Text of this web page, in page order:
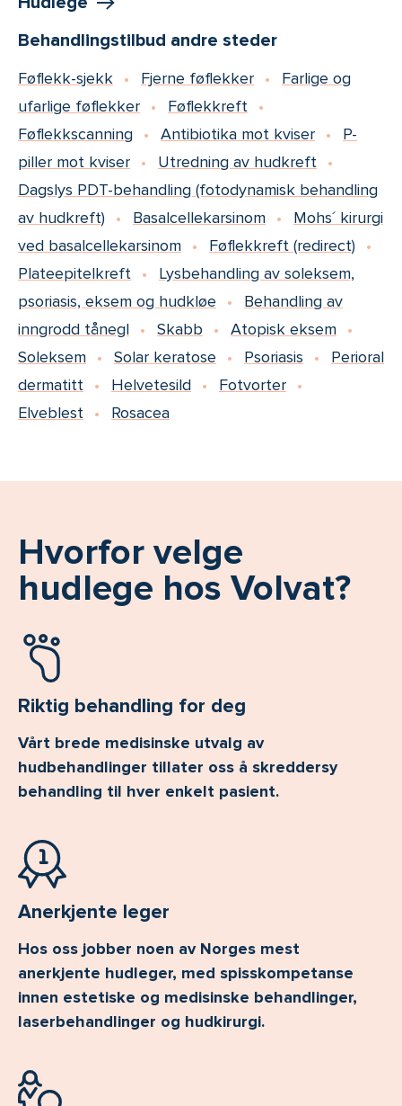
Behandlingstilbud andre steder
Føflekk-sjekk Fjerne føflekker
Farlige og
ufarlige føflekker
Føflekkreft
Føflekkscanning
Antibiotika mot kviser
P-
piller mot kviser
Utredning av hudkreft
Dagslys PDT-behandling (fotodynamisk behandling
av hudkreft)
Basalcellekarsinom
Mohs´ kirurgi
ved basalcellekarsinom
Føflekkreft (redirect)
Plateepitelkreft
Lysbehandling av soleksem,
psoriasis, eksem og hudkløe
Behandling av
inngrodd tånegl
Skabb
Atopisk eksem
Soleksem
Solar keratose Psoriasis
Perioral
dermatitt
Helvetesild
Fotvorter
Elveblest
Rosacea
Hvorfor velge
hudlege hos Volvat?
Riktig behandling for deg
Vårt brede medisinske utvalg av
hudbehandlinger tillater oss å skreddersy
behandling til hver enkelt pasient.
Anerkjente leger
Hos oss jobber noen av Norges mest
anerkjente hudleger, med spisskompetanse
innen estetiske og medisinske behandlinger,
laserbehandlinger og hudkirurgi.